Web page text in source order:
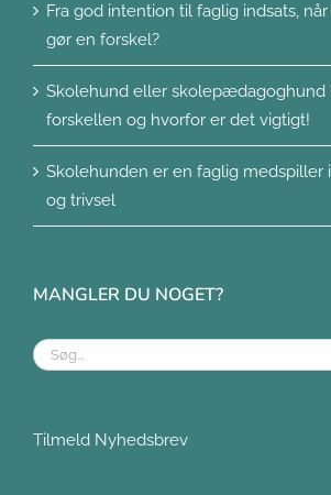
Fra god intention til faglig indsats,
gør en forskel?
Skolehund eller skolepædagoghund
forskellen og hvorfor er det vigtigt!
Skolehunden er en faglig
og trivsel
MANGLER DU NOGET?
Søg
Tilmeld Nyhedsbrev